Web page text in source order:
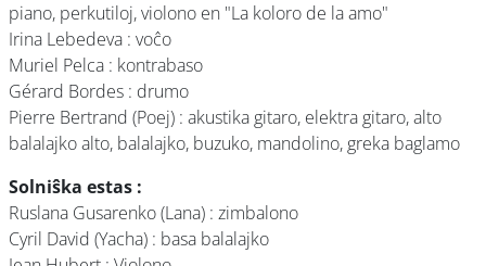
piano, perkutiloj, violono en "La koloro de la amo"
Irina Lebedeva : voĉo
Muriel Pelca : kontrabaso
Gérard Bordes : drumo
Pierre Bertrand (Poej) : akustika gitaro, elektra gitaro, alto
balalajko alto, balalajko, buzuko, mandolino, greka baglamo
Solniŝka estas :
Ruslana Gusarenko (Lana) : zimbalono
Cyril David (Yacha) : basa balalajko